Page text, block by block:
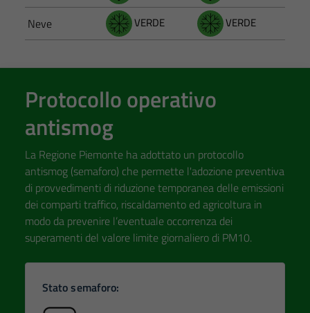
Neve VERDE VERDE
Protocollo operativo
antismog
La Regione Piemonte ha adottato un protocollo
antismog (semaforo) che permette l'adozione preventiva
di provvedimenti di riduzione temporanea delle emissioni
dei comparti traffico, riscaldamento ed agricoltura in
modo da prevenire l’eventuale occorrenza dei
superamenti del valore limite giornaliero di PM10.
Stato semaforo: